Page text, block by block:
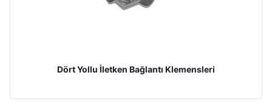
Dört Yollu İletken Bağlantı Klemensleri